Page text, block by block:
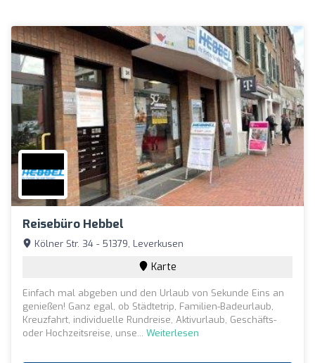
Reisebüro Hebbel
Kölner Str. 34 - 51379, Leverkusen
Karte
Einfach mal abgeben und den Urlaub von Sekunde Eins an
genießen! Ganz egal, ob Städtetrip, Familien-Badeurlaub,
Kreuzfahrt, individuelle Rundreise, Aktivurlaub, Geschäfts-
oder Hochzeitsreise, unse... Weiterlesen